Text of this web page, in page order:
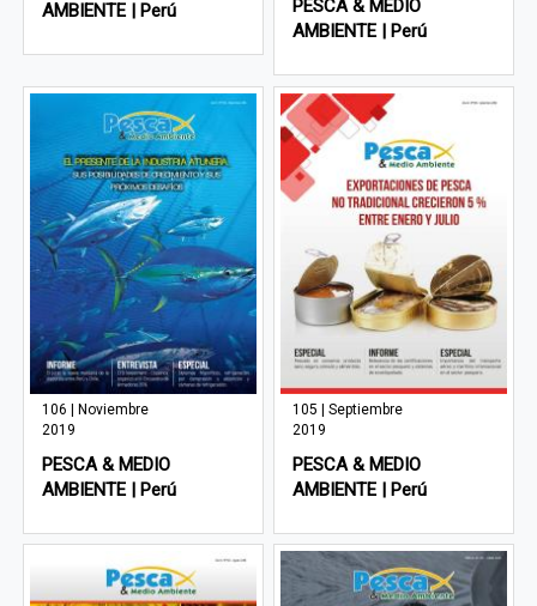
AMBIENTE | Perú
PESCA & MEDIO
AMBIENTE | Perú
106 | Noviembre
2019
PESCA & MEDIO
AMBIENTE | Perú
105 | Septiembre
2019
PESCA & MEDIO
AMBIENTE | Perú